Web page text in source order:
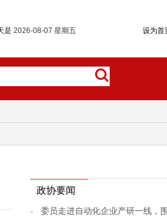
设为首
是 2026-08-07 星期五
政协要闻
委员走进自动化企业产研一线，